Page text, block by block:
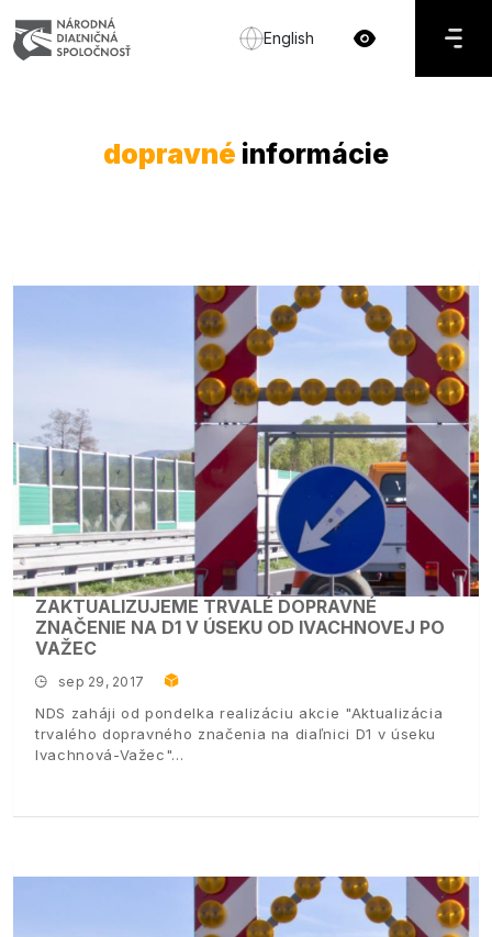
English
dopravné informácie
ZAKTUALIZUJEME TRVALÉ DOPRAVNÉ
ZNAČENIE NA D1 V ÚSEKU OD IVACHNOVEJ PO
VAŽEC
sep 29, 2017
NDS zaháji od pondelka realizáciu akcie "Aktualizácia
trvalého dopravného značenia na diaľnici D1 v úseku
Ivachnová-Važec"